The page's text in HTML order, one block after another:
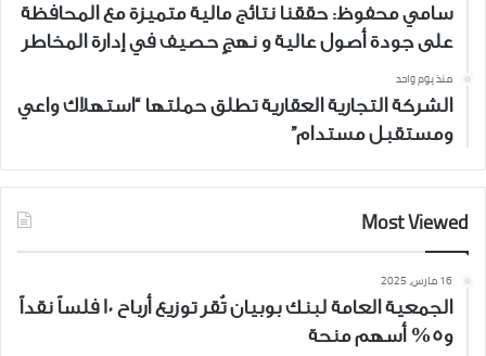
سامي محفوظ: حققنا نتائج مالية متميزة مع المحافظة
على جودة أصول عالية و نهجٍ حصيف في إدارة المخاطر
منذ يوم واحد
الشركة التجارية العقارية تطلق حملتها “استهلاك واعي
ومستقبل مستدام”
Most Viewed
16 مارس، 2025
الجمعية العامة لبنك بوبيان تُقر توزيع أرباح 10 فلساً نقداً
و5% أسهم منحة